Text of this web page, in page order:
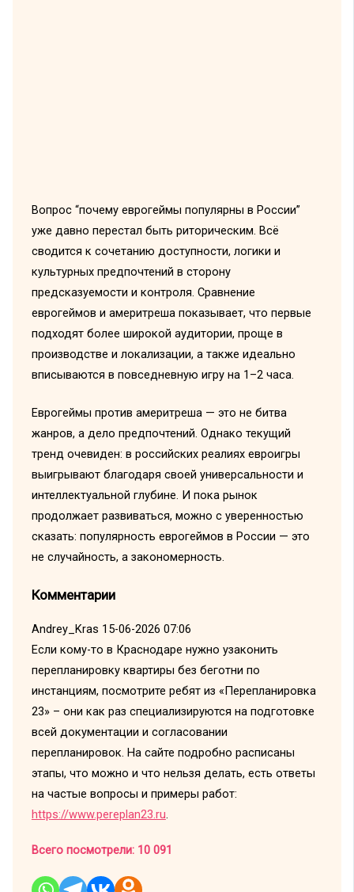
Вопрос “почему еврогеймы популярны в России”
уже давно перестал быть риторическим. Всё
сводится к сочетанию доступности, логики и
культурных предпочтений в сторону
предсказуемости и контроля. Сравнение
еврогеймов и америтреша показывает, что первые
подходят более широкой аудитории, проще в
производстве и локализации, а также идеально
вписываются в повседневную игру на 1–2 часа.
Еврогеймы против америтреша — это не битва
жанров, а дело предпочтений. Однако текущий
тренд очевиден: в российских реалиях евроигры
выигрывают благодаря своей универсальности и
интеллектуальной глубине. И пока рынок
продолжает развиваться, можно с уверенностью
сказать: популярность еврогеймов в России — это
не случайность, а закономерность.
Комментарии
Andrey_Kras 15-06-2026 07:06
Если кому-то в Краснодаре нужно узаконить
перепланировку квартиры без беготни по
инстанциям, посмотрите ребят из «Перепланировка
23» – они как раз специализируются на подготовке
всей документации и согласовании
перепланировок. На сайте подробно расписаны
этапы, что можно и что нельзя делать, есть ответы
на частые вопросы и примеры работ:
https://www.pereplan23.ru.
Всего посмотрели: 10 091